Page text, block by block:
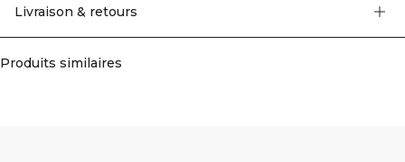
Livraison & retours
Produits similaires